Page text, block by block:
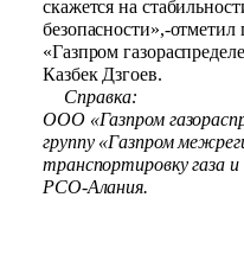
скажется на
безопасности»,-
«Газпром
Казбек Дзгоев.
Справка:
ООО «Газпром
группу «Газпром
транспортировку газа и
РСО-Алания.